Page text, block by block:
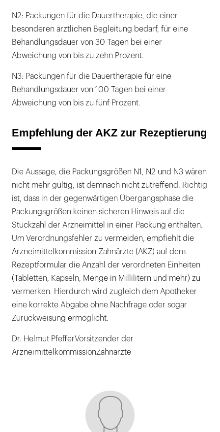
N2: Packungen für die Dauertherapie, die einer
besonderen ärztlichen Begleitung bedarf, für eine
Behandlungsdauer von 30 Tagen bei einer
Abweichung von bis zu zehn Prozent.
N3: Packungen für die Dauertherapie für eine
Behandlungsdauer von 100 Tagen bei einer
Abweichung von bis zu fünf Prozent.
Empfehlung der AKZ zur Rezeptierung
Die Aussage, die Packungsgrößen N1, N2 und N3 wären
nicht mehr gültig, ist demnach nicht zutreffend. Richtig
ist, dass in der gegenwärtigen Übergangsphase die
Packungsgrößen keinen sicheren Hinweis auf die
Stückzahl der Arzneimittel in einer Packung enthalten.
Um Verordnungsfehler zu vermeiden, empfiehlt die
Arzneimittelkommission-Zahnärzte (AKZ) auf dem
Rezeptformular die Anzahl der verordneten Einheiten
(Tabletten, Kapseln, Menge in Millilitern und mehr) zu
vermerken. Hierdurch wird zugleich dem Apotheker
eine korrekte Abgabe ohne Nachfrage oder sogar
Zurückweisung ermöglicht.
Dr. Helmut PfefferVorsitzender der
ArzneimittelkommissionZahnärzte